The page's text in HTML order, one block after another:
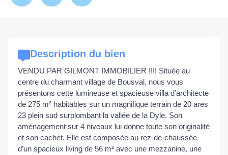
Description du bien
VENDU PAR GILMONT IMMOBILIER !!!! Située au
centre du charmant village de Bousval, nous vous
présentons cette lumineuse et spacieuse villa d’architecte
de 275 m² habitables sur un magnifique terrain de 20 ares
23 plein sud surplombant la vallée de la Dyle. Son
aménagement sur 4 niveaux lui donne toute son originalité
et son cachet. Elle est composée au rez-de-chaussée
d’un spacieux living de 56 m² avec une mezzanine, une